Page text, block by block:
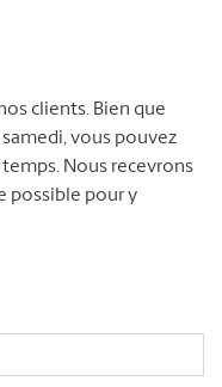
clients. Bien que
vous pouvez
Nous recevrons
possible pour y